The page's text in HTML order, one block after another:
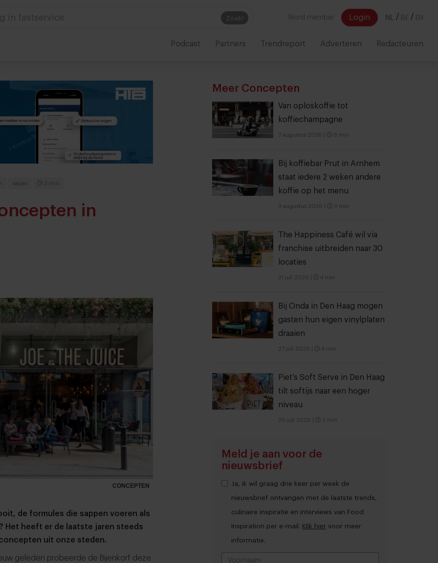
Zoek!
in fastservice Word member Login NL / BE / EN
Podcast Partners Trendreport Adverteren Redacteuren
sapjes 3 min
in
CONCEPTEN
de formules die sappen voeren als
Het heeft er de laatste jaren steeds
uit onze steden.
geleden probeerde de Bijenkorf deze
Meer Concepten
Van oploskoffie tot
koffiechampagne
7 augustus 2026 6 min
Bij koffiebar Prut in Arnhem
staat iedere 2 weken andere
koffie op het menu
3 augustus 2026 3 min
The Happiness Café wil via
franchise uitbreiden naar 30
locaties
31 juli 2026 4 min
Bij Onda in Den Haag mogen
gasten hun eigen vinylplaten
draaien
27 juli 2026 4 min
Piet’s Soft Serve in Den Haag
tilt softijs naar een hoger
niveau
20 juli 2026 3 min
Meld je aan voor de
nieuwsbrief
Ja, ik wil graag drie keer per week de
nieuwsbrief ontvangen met de laatste trends,
culinaire inspiratie en interviews van Food
Inspiration per e-mail. Klik hier voor meer
informatie.